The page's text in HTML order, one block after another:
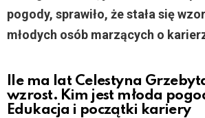
pogody, sprawiło, że stała się
młodych osób marzących o
Ile ma lat Celestyna
wzrost. Kim jest młoda
Edukacja i początki kariery